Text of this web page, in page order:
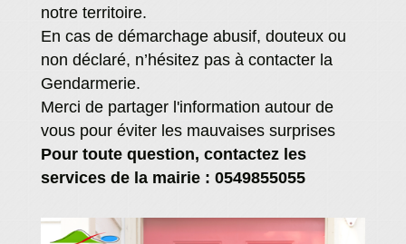
notre territoire.
En cas de démarchage abusif, douteux ou
non déclaré, n’hésitez pas à contacter la
Gendarmerie.
Merci de partager l'information autour de
vous pour éviter les mauvaises surprises
Pour toute question, contactez les
services de la mairie : 0549855055